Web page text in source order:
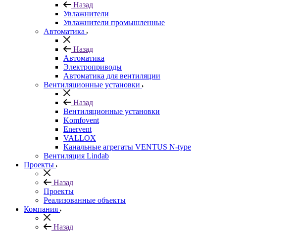
Назад
Увлажнители
Увлажнители промышленные
Автоматика
Назад
Автоматика
Электроприводы
Автоматика для вентиляции
Вентиляционные установки
Назад
Вентиляционные установки
Komfovent
Enervent
VALLOX
Канальные агрегаты VENTUS N-type
Вентиляция Lindab
Проекты
Назад
Проекты
Реализованные объекты
Компания
Назад